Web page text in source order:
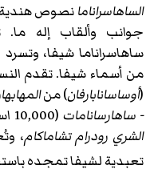
الساهاسرانامانصوص
جوانب وألقاب إله
ساهاسراناما شيفا، وتسرد
من أسماء شيفا. تقدم
(أوساسانابارفان) من
- ساهارسانامات (10,000 اسم) يمكن العثور عليها في
الشري رودرام تشاماكام،
تعبدية لشيفا تمجده